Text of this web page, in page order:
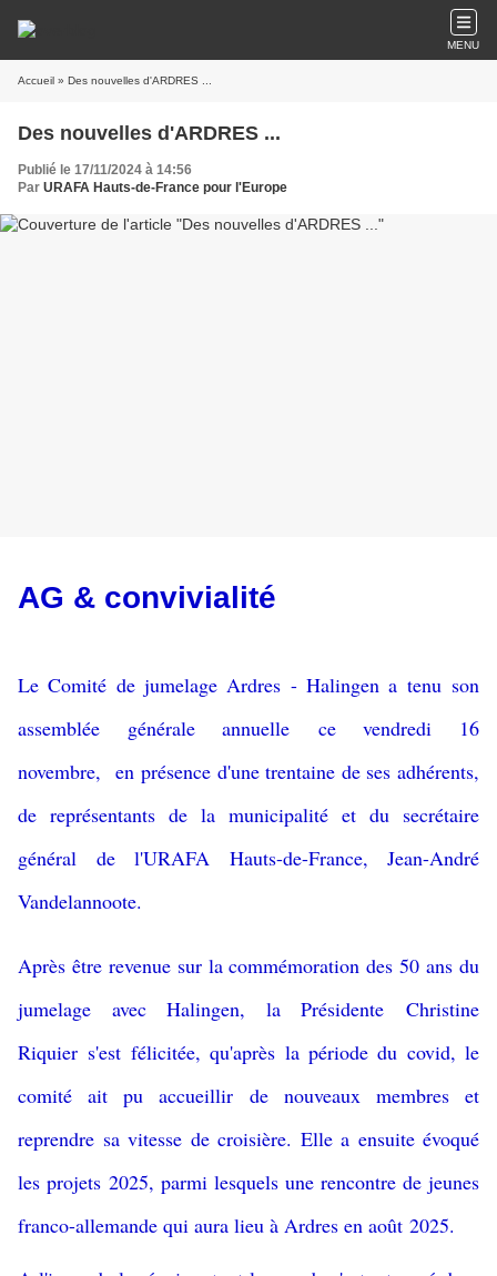
MENU
Accueil » Des nouvelles d'ARDRES ...
Des nouvelles d'ARDRES ...
Publié le 17/11/2024 à 14:56
Par URAFA Hauts-de-France pour l'Europe
AG & convivialité
Le Comité de jumelage Ardres - Halingen a tenu son
assemblée générale annuelle ce vendredi 16
novembre, en présence d'une trentaine de ses adhérents,
de représentants de la municipalité et du secrétaire
général de l'URAFA Hauts-de-France, Jean-André
Vandelannoote.
Après être revenue sur la commémoration des 50 ans du
jumelage avec Halingen, la Présidente Christine
Riquier s'est félicitée, qu'après la période du covid, le
comité ait pu accueillir de nouveaux membres et
reprendre sa vitesse de croisière. Elle a ensuite évoqué
les projets 2025, parmi lesquels une rencontre de jeunes
franco-allemande qui aura lieu à Ardres en août 2025.